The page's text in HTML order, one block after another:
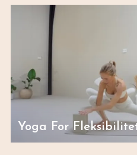
Yoga For